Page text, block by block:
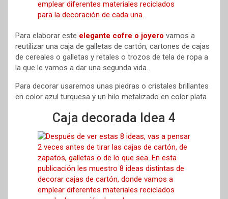
Para elaborar este elegante cofre o joyero vamos a
reutilizar una caja de galletas de cartón, cartones de cajas
de cereales o galletas y retales o trozos de tela de ropa a
la que le vamos a dar una segunda vida.
Para decorar usaremos unas piedras o cristales brillantes
en color azul turquesa y un hilo metalizado en color plata.
Caja decorada Idea 4